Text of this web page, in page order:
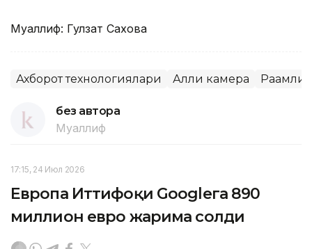
Муаллиф: Гулзат Сахова
Ахборот технологиялари Ақлли камера Рақамли
без автора
Муаллиф
17:15, 24 Июл 2026
Европа Иттифоқи Googleга 890
миллион евро жарима солди